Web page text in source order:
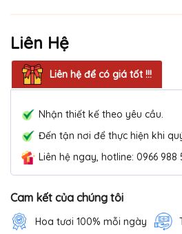
Liên Hệ
Liên hệ để có giá tốt !!!
Nhận thiết kế theo yêu cầu.
Đến tận nơi để thực hiện khi
Liên hệ ngay, hotline: 0966 988
Cam kết của chúng tôi
Hoa tươi 100% mỗi ngày